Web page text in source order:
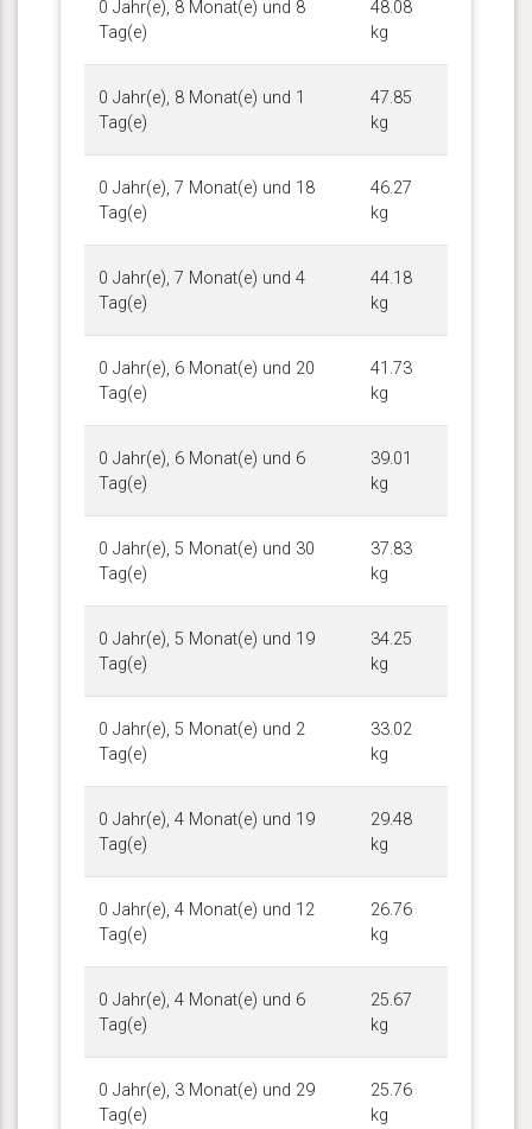
0 Jahr(e), 8 Monat(e) und 8
Tag(e)
48.08
kg
0 Jahr(e), 8 Monat(e) und 1
Tag(e)
47.85
kg
0 Jahr(e), 7 Monat(e) und 18
Tag(e)
46.27
kg
0 Jahr(e), 7 Monat(e) und 4
Tag(e)
44.18
kg
0 Jahr(e), 6 Monat(e) und 20
Tag(e)
41.73
kg
0 Jahr(e), 6 Monat(e) und 6
Tag(e)
39.01
kg
0 Jahr(e), 5 Monat(e) und 30
Tag(e)
37.83
kg
0 Jahr(e), 5 Monat(e) und 19
Tag(e)
34.25
kg
0 Jahr(e), 5 Monat(e) und 2
Tag(e)
33.02
kg
0 Jahr(e), 4 Monat(e) und 19
Tag(e)
29.48
kg
0 Jahr(e), 4 Monat(e) und 12
Tag(e)
26.76
kg
0 Jahr(e), 4 Monat(e) und 6
Tag(e)
25.67
kg
0 Jahr(e), 3 Monat(e) und 29
Tag(e)
25.76
kg